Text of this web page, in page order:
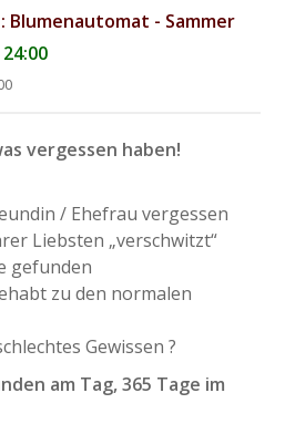
Blumenautomat - Sammer
vergessen haben!
/ Ehefrau vergessen
Liebsten „verschwitzt“
gefunden
zu den normalen
Gewissen ?
am Tag, 365 Tage im